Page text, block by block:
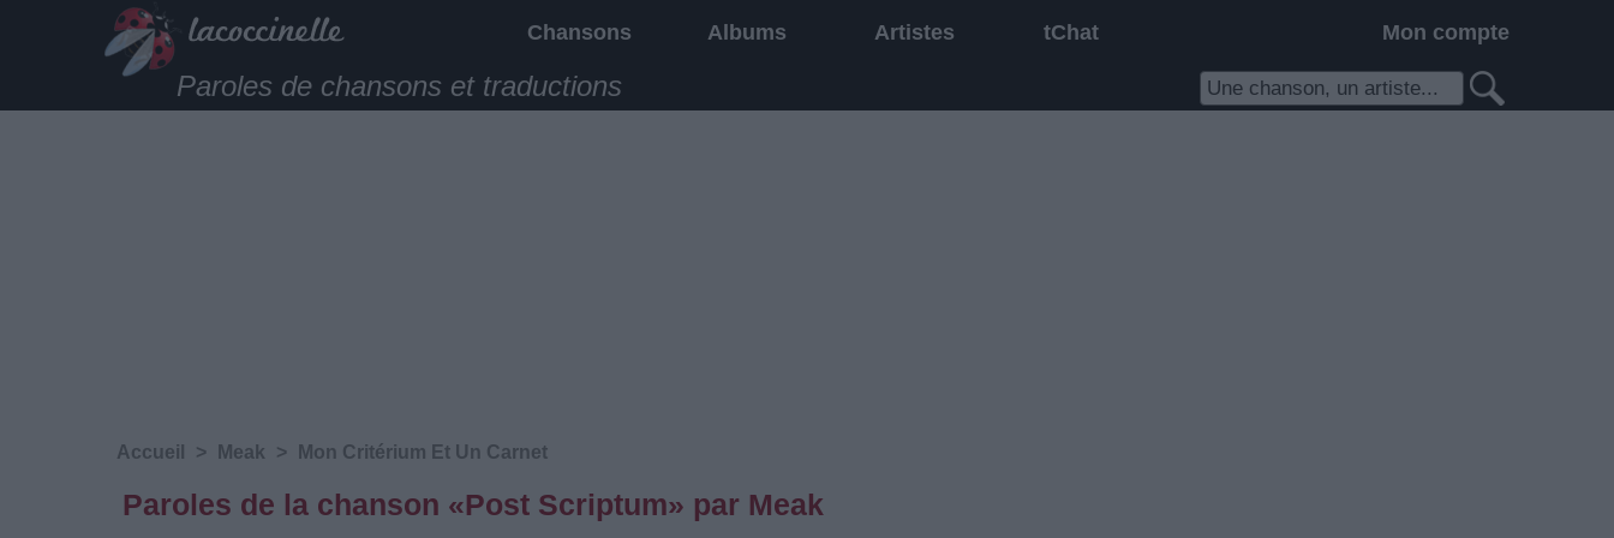
Chansons Albums Artistes tChat Mon compte
Paroles de chansons et traductions
Accueil > Meak > Mon Critérium Et Un Carnet
Paroles de la chanson «Post Scriptum» par Meak